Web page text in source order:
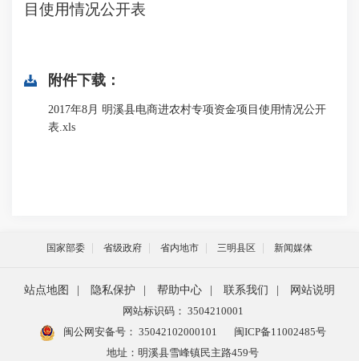
目使用情况公开表
附件下载：
2017年8月 明溪县电商进农村专项资金项目使用情况公开
表.xls
国家部委 省级政府 省内地市 三明县区 新闻媒体
站点地图 隐私保护 帮助中心 联系我们
网站说明
网站标识码： 3504210001
闽公网安备号： 35042102000101
闽ICP备11002485号
地址：明溪县雪峰镇民主路459号